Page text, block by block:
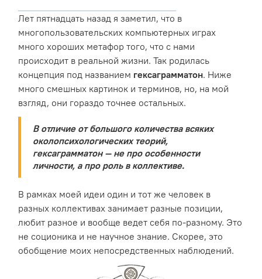
Лет пятнадцать назад я заметил, что в
многопользовательских компьютерных играх
много хороших метафор того, что с нами
происходит в реальной жизни. Так родилась
концепция под названием гексаграмматон. Ниже
много смешных картинок и терминов, но, на мой
взгляд, они гораздо точнее остальных.
В отличие от большого количества всяких
околопсихологических теорий,
гексаграмматон — не про особенности
личности, а про роль в коллективе.
В рамках моей идеи один и тот же человек в
разных коллективах занимает разные позиции,
любит разное и вообще ведет себя по-разному. Это
не соционика и не научное знание. Скорее, это
обобщение моих непосредственных наблюдений.